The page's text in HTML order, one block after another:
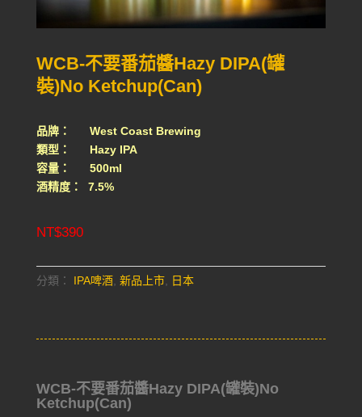
WCB-不要番茄醬Hazy DIPA(罐
裝)No Ketchup(Can)
品牌： West Coast Brewing
類型： Hazy IPA
容量： 500ml
酒精度： 7.5%
NT$390
分類： IPA啤酒, 新品上市, 日本
WCB-不要番茄醬Hazy DIPA(罐裝)No
Ketchup(Can)